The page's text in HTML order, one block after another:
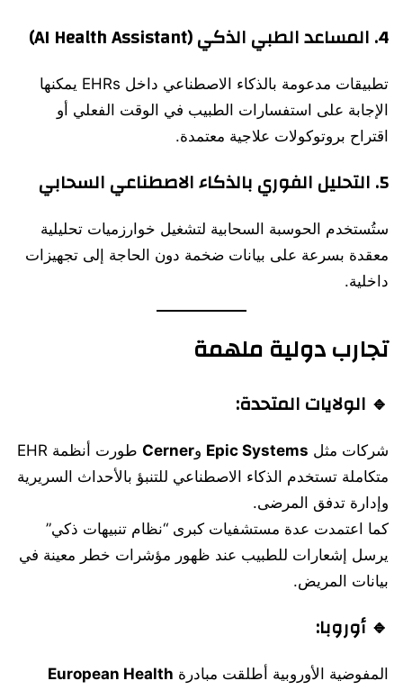
4. المساعد الطبي الذكي (AI Health Assistant)
تطبيقات مدعومة بالذكاء الاصطناعي داخل EHRs يمكنها
الإجابة على استفسارات الطبيب في الوقت الفعلي أو
اقتراح بروتوكولات علاجية معتمدة.
5. التحليل الفوري بالذكاء الاصطناعي السحابي
ستُستخدم الحوسبة السحابية لتشغيل خوارزميات تحليلية
معقدة بسرعة على بيانات ضخمة دون الحاجة إلى تجهيزات
داخلية.
تجارب دولية ملهمة
🔹 الولايات المتحدة:
شركات مثل Epic Systems وCerner
طورت أنظمة EHR
متكاملة تستخدم الذكاء الاصطناعي للتنبؤ بالأحداث السريرية
وإدارة تدفق المرضى.
كما اعتمدت عدة مستشفيات كبرى “نظام تنبيهات ذكي”
يرسل إشعارات للطبيب عند ظهور مؤشرات خطر معينة في
بيانات المريض.
🔹 أوروبا:
المفوضية الأوروبية أطلقت مبادرة European Health